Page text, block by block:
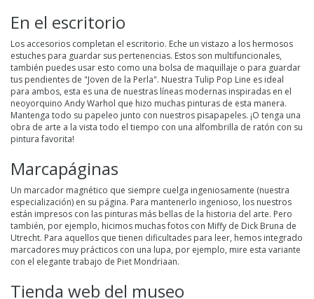
En el escritorio
Los accesorios completan el escritorio. Eche un vistazo a los hermosos
estuches para guardar sus pertenencias. Estos son multifuncionales,
también puedes usar esto como una bolsa de maquillaje o para guardar
tus pendientes de "Joven de la Perla". Nuestra Tulip Pop Line es ideal
para ambos, esta es una de nuestras líneas modernas inspiradas en el
neoyorquino Andy Warhol que hizo muchas pinturas de esta manera.
Mantenga todo su papeleo junto con nuestros pisapapeles. ¡O tenga una
obra de arte a la vista todo el tiempo con una alfombrilla de ratón con su
pintura favorita!
Marcapáginas
Un marcador magnético que siempre cuelga ingeniosamente (nuestra
especialización) en su página. Para mantenerlo ingenioso, los nuestros
están impresos con las pinturas más bellas de la historia del arte. Pero
también, por ejemplo, hicimos muchas fotos con Miffy de Dick Bruna de
Utrecht. Para aquellos que tienen dificultades para leer, hemos integrado
marcadores muy prácticos con una lupa, por ejemplo, mire esta variante
con el elegante trabajo de Piet Mondriaan.
Tienda web del museo